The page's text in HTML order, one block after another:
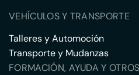
VEHÍCULOS Y TRANSPORTE
Talleres y Automoción
Transporte y Mudanzas
FORMACIÓN, AYUDA Y